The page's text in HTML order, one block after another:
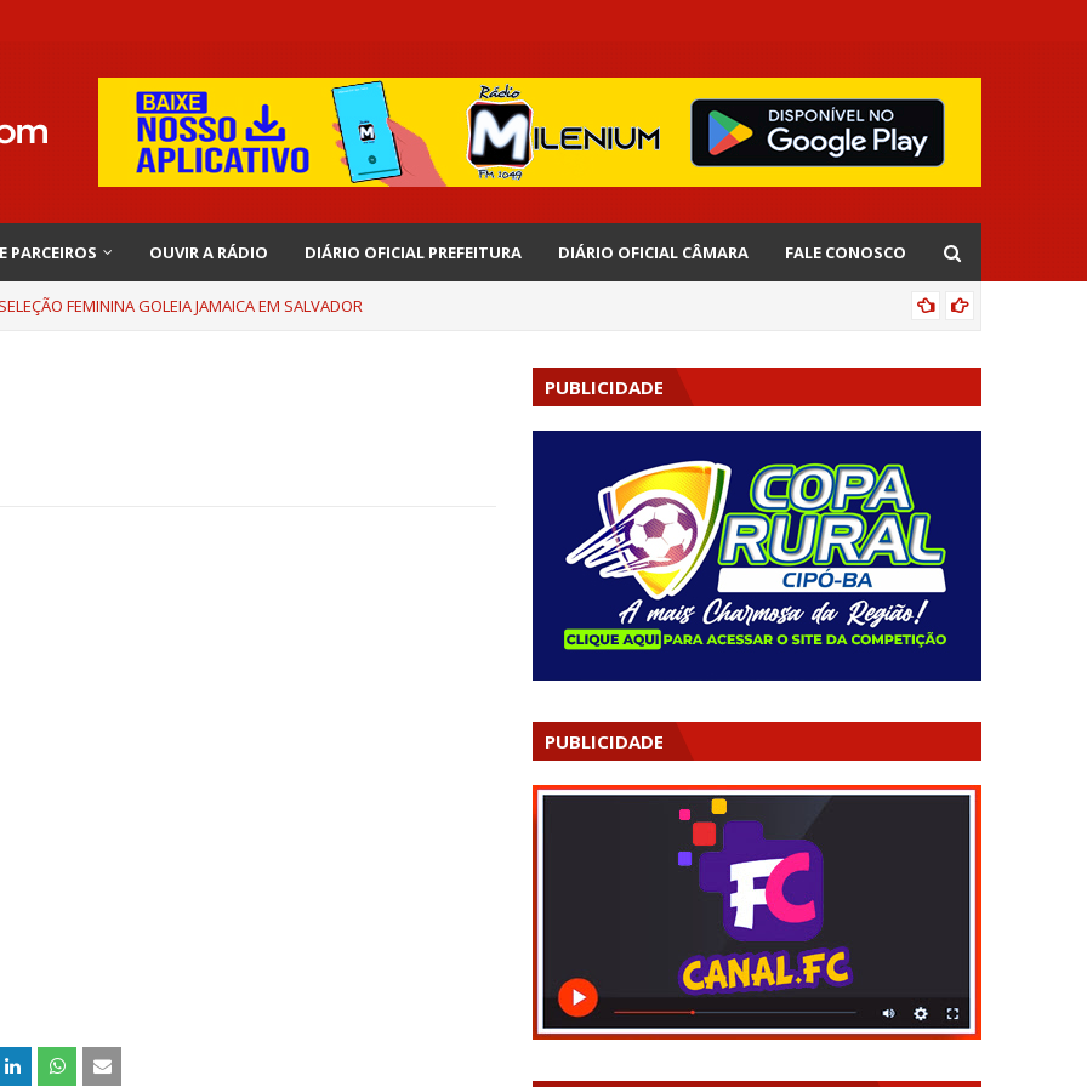
PARCEIROS OUVIR A RÁDIO DIÁRIO OFICIAL PREFEITURA DIÁRIO OFICIAL CÂMARA FALE CONOSCO
FEMININA GOLEIA JAMAICA EM SALVADOR
PUBLICIDADE
PUBLICIDADE